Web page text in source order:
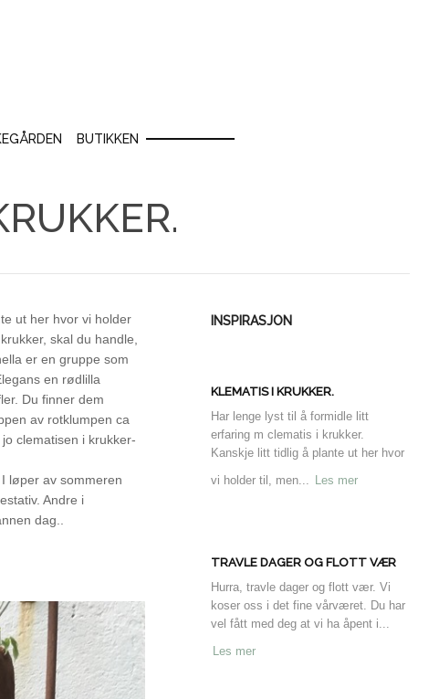
BUTIKKEN
ut her hvor vi holder
skal du handle,
er en gruppe som
en rødlilla
Du finner dem
av rotklumpen ca
clematisen i krukker-
løper av sommeren
Andre i
dag..
INSPIRASJON
KLEMATIS I KRUKKER.
Har lenge lyst til å formidle litt
erfaring m clematis i krukker.
Kanskje litt tidlig å plante ut her hvor
vi holder til, men... Les mer
TRAVLE DAGER OG FLOTT VÆR
Hurra, travle dager og flott vær. Vi
koser oss i det fine vårværet. Du har
vel fått med deg at vi ha åpent i...
Les mer